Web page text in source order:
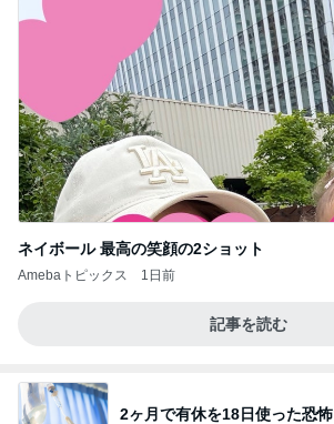
ネイボール 最高の笑顔の2ショット
Amebaトピックス 1日前
記事を読む
2ヶ月で有休を18日使った恐怖